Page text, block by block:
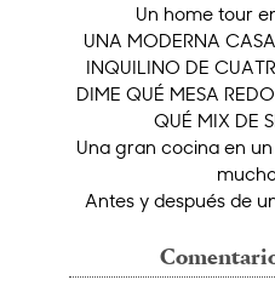
Un home tour
UNA MODERNA
INQUILINO DE
DIME QUÉ MESA
QUÉ MIX DE
Una gran cocina en
Antes y después de